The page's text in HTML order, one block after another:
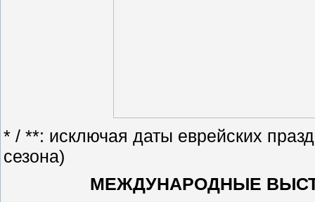
* / **: исключая даты еврейских
сезона)
МЕЖДУНАРОДНЫЕ